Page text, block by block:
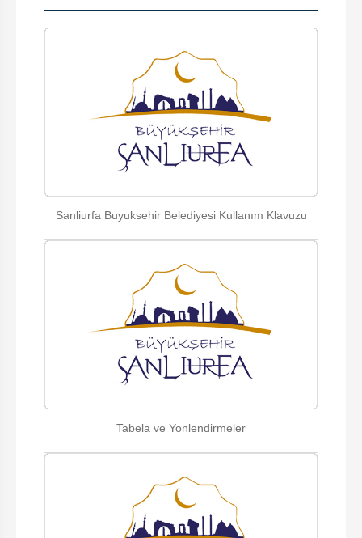
Sanliurfa Buyuksehir Belediyesi Kullanım Klavuzu
Tabela ve Yonlendirmeler